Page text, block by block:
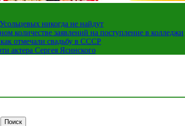
никогда не найдут
количестве заявлений на поступление в колледжи
отмечали свадьбу в СССР
актера Сергея Ясинского